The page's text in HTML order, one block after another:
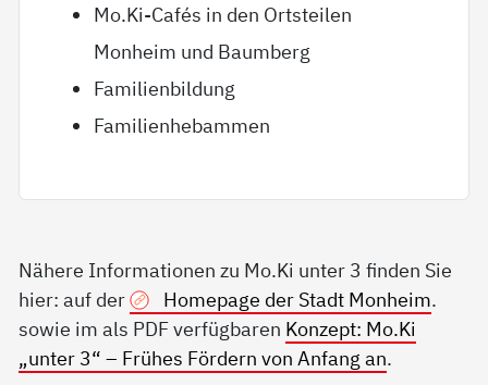
Mo.Ki-Cafés in den Ortsteilen
Monheim und Baumberg
Familienbildung
Familienhebammen
Nähere Informationen zu Mo.Ki unter 3 finden Sie
hier: auf der
Homepage der Stadt Monheim.
sowie im als PDF verfügbaren Konzept: Mo.Ki
„unter 3“ – Frühes Fördern von Anfang an.